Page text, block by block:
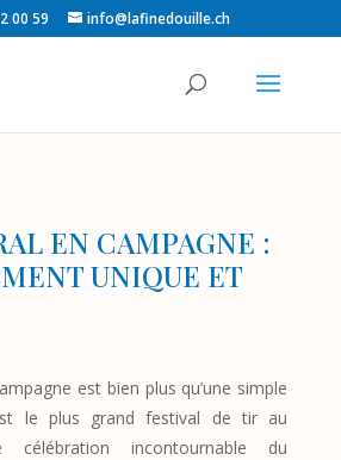
00 59 info@lafinedouille.ch
EN CAMPAGNE :
UNIQUE ET
est bien plus qu’une simple
le plus grand festival de tir au
incontournable du